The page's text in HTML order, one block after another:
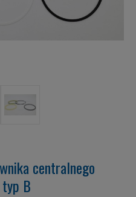
centralnego
B